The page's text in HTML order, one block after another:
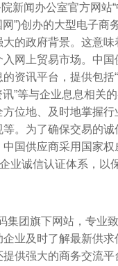
新闻办公室官方网站“
网”)创办的大型电子商
的政府背景。这意味
网上贸易市场。中国
资讯平台，提供包括“
讯”等与企业息息相关
位地、及时地掌握行
。为了确保交易的诚
国供应商采用国家权
业诚信认证体系，以
集团旗下网站，专业
业及时了解最新供求
供强大的商务交流